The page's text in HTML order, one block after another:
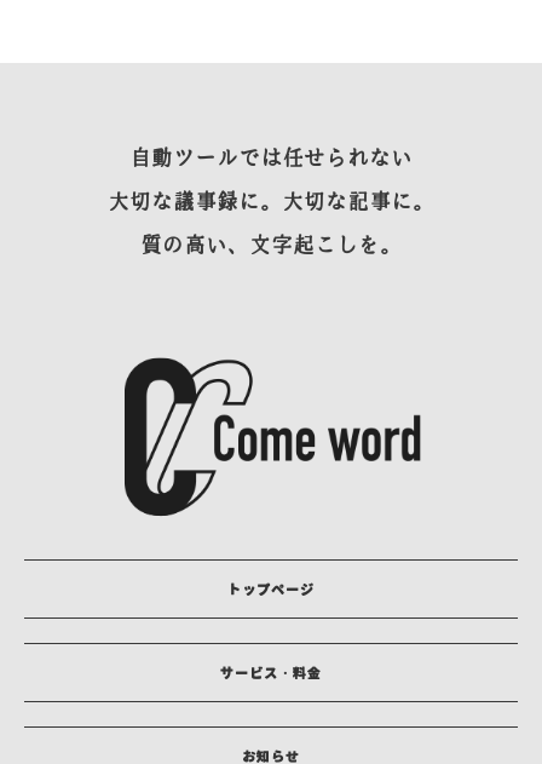
自動ツールでは任せられない
大切な議事録に。大切な記事に。
質の高い、文字起こしを。
トップページ
サービス・料金
お知らせ